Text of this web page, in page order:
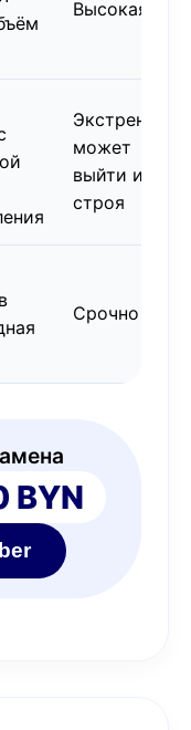
Высокая
Экстренно,
может
выйти из
строя
Срочно
BYN